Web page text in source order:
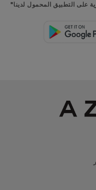
التطبيق المحمول لدينا"